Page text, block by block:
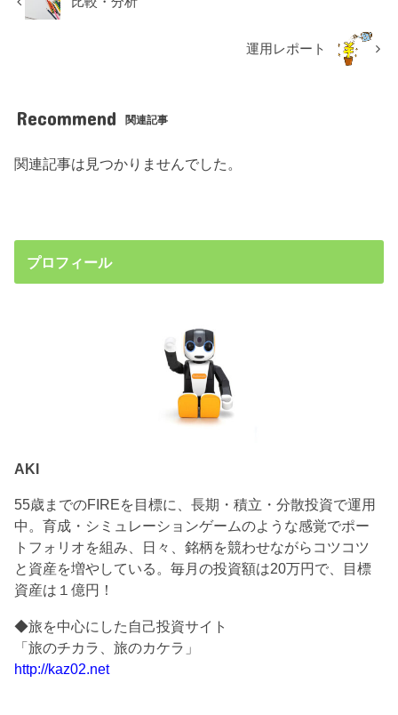
運用レポート
Recommend 関連記事
関連記事は見つかりませんでした。
プロフィール
AKI
55歳までのFIREを目標に、長期・積立・分散投資で運用
中。育成・シミュレーションゲームのような感覚でポー
トフォリオを組み、日々、銘柄を競わせながらコツコツ
と資産を増やしている。毎月の投資額は20万円で、目標
資産は１億円！
◆旅を中心にした自己投資サイト
「旅のチカラ、旅のカケラ」
http://kaz02.net